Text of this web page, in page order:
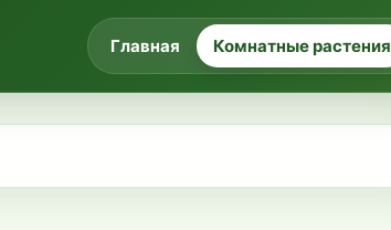
Главная Комнатные растения